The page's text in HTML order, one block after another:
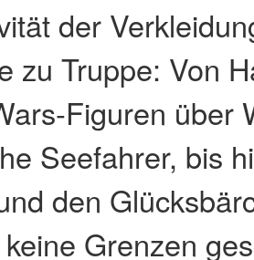
der
zu Truppe: Von
Figuren über
Seefahrer, bis
den
Grenzen